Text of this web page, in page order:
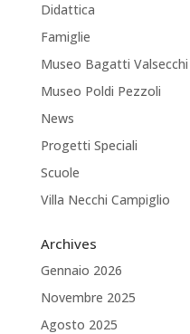
Didattica
Famiglie
Museo Bagatti Valsecchi
Museo Poldi Pezzoli
News
Progetti Speciali
Scuole
Villa Necchi Campiglio
Archives
Gennaio 2026
Novembre 2025
Agosto 2025